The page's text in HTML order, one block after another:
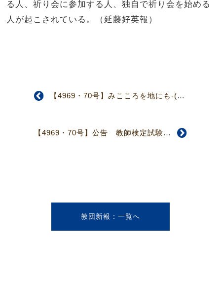
る人、祈り会に参加する人、独自で祈り会を始める
人が起こされている。（延藤好英報）
【4969・70号】みこころを地にも-(4面)
【4969・70号】公告 教師検定試験公告
教団新報